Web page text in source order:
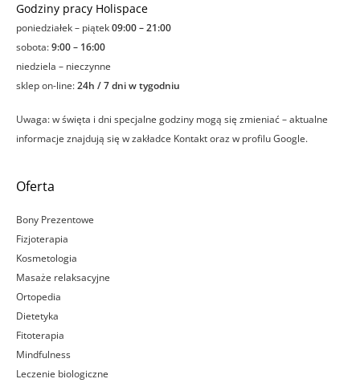
Godziny pracy Holispace
poniedziałek – piątek09:00 – 21:00
sobota:9:00 – 16:00
niedziela – nieczynne
sklep on-line:24h / 7 dni w tygodniu
Uwaga: w święta i dni specjalne godziny mogą się zmieniać – aktualne
informacje znajdują się w zakładce Kontakt oraz w profilu Google.
Oferta
Bony Prezentowe
Fizjoterapia
Kosmetologia
Masaże relaksacyjne
Ortopedia
Dietetyka
Fitoterapia
Mindfulness
Leczenie biologiczne